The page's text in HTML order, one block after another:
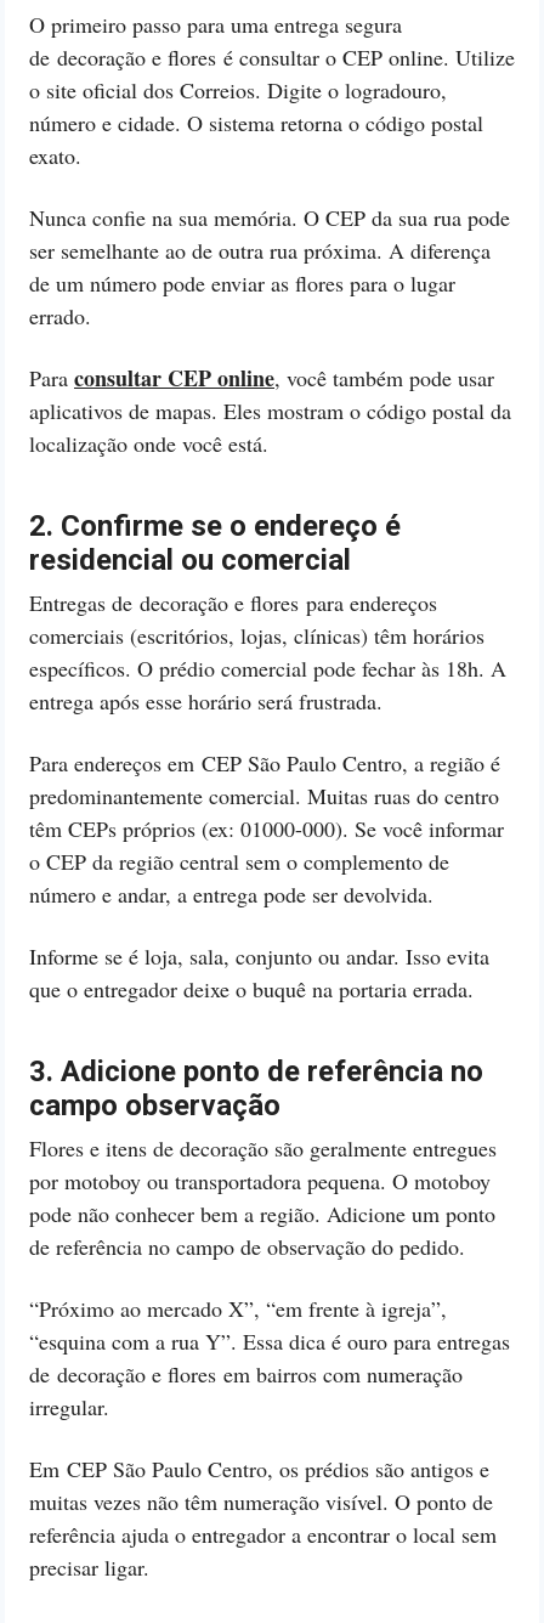
O primeiro passo para uma entrega segura
de decoração e flores é consultar o CEP online. Utilize
o site oficial dos Correios. Digite o logradouro,
número e cidade. O sistema retorna o código postal
exato.
Nunca confie na sua memória. O CEP da sua rua pode
ser semelhante ao de outra rua próxima. A diferença
de um número pode enviar as flores para o lugar
errado.
Para consultar CEP online, você também pode usar
aplicativos de mapas. Eles mostram o código postal da
localização onde você está.
2. Confirme se o endereço é
residencial ou comercial
Entregas de decoração e flores para endereços
comerciais (escritórios, lojas, clínicas) têm horários
específicos. O prédio comercial pode fechar às 18h. A
entrega após esse horário será frustrada.
Para endereços em CEP São Paulo Centro, a região é
predominantemente comercial. Muitas ruas do centro
têm CEPs próprios (ex: 01000-000). Se você informar
o CEP da região central sem o complemento de
número e andar, a entrega pode ser devolvida.
Informe se é loja, sala, conjunto ou andar. Isso evita
que o entregador deixe o buquê na portaria errada.
3. Adicione ponto de referência no
campo observação
Flores e itens de decoração são geralmente entregues
por motoboy ou transportadora pequena. O motoboy
pode não conhecer bem a região. Adicione um ponto
de referência no campo de observação do pedido.
“Próximo ao mercado X”, “em frente à igreja”,
“esquina com a rua Y”. Essa dica é ouro para entregas
de decoração e flores em bairros com numeração
irregular.
Em CEP São Paulo Centro, os prédios são antigos e
muitas vezes não têm numeração visível. O ponto de
referência ajuda o entregador a encontrar o local sem
precisar ligar.